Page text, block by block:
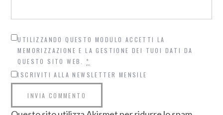
UTILIZZANDO QUESTO MODULO ACCETTI LA
MEMORIZZAZIONE E LA GESTIONE DEI TUOI DATI DA
QUESTO SITO WEB.*
ISCRIVITI ALLA NEWSLETTER MENSILE